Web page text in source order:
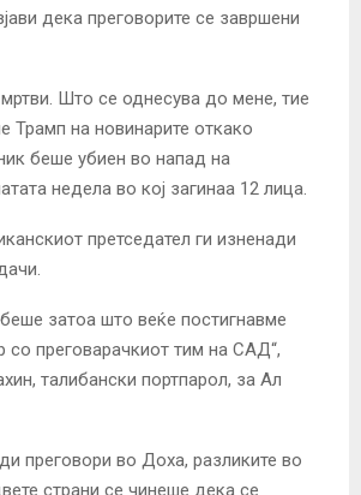
дека преговорите се завршени
Што се однесува до мене, тие
Трамп на новинарите откако
беше убиен во напад на
недела во кој загинаа 12 лица.
претседател ги изненади
затоа што веќе постигнавме
со преговарачкиот тим на САД“,
талибански портпарол, за Ал
преговори во Доха, разликите во
страни се чинеше дека се